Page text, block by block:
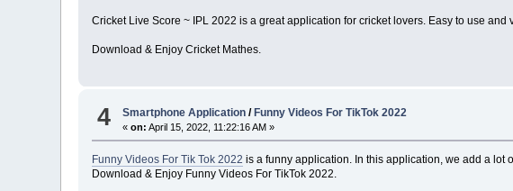
Cricket Live Score ~ IPL 2022 is a great application for cricket lovers. Easy to use and
Download & Enjoy Cricket Mathes.
4 Smartphone Application /Funny Videos For TikTok 2022
«on: April 15, 2022, 11:22:16 AM »
Funny Videos For Tik Tok 2022 is a funny application. In this application, we add a lot
Download & Enjoy Funny Videos For TikTok 2022.